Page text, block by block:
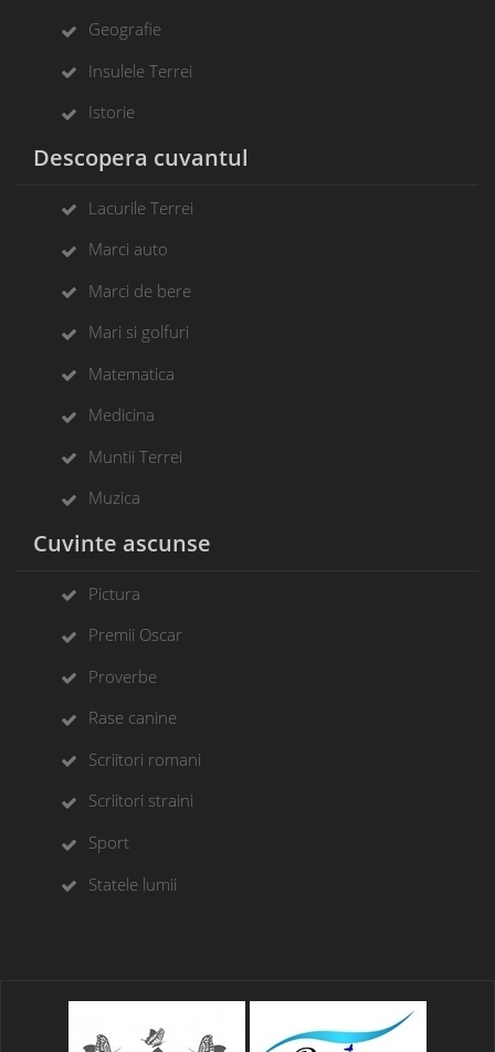
Geografie
Insulele Terrei
Istorie
Descopera cuvantul
Lacurile Terrei
Marci auto
Marci de bere
Mari si golfuri
Matematica
Medicina
Muntii Terrei
Muzica
Cuvinte ascunse
Pictura
Premii Oscar
Proverbe
Rase canine
Scriitori romani
Scriitori straini
Sport
Statele lumii